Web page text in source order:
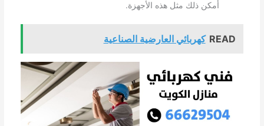
أمكن ذلك مثل هذه الأجهزة.
READ كهربائي العارضية الصناعية